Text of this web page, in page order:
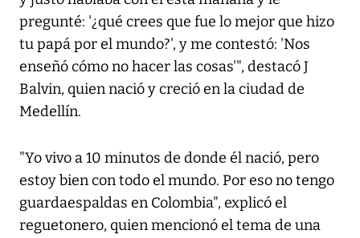
pregunté: '¿qué crees que fue lo mejor que hizo
tu papá por el mundo?', y me contestó: 'Nos
enseñó cómo no hacer las cosas'", destacó J
Balvin, quien nació y creció en la ciudad de
Medellín.
"Yo vivo a 10 minutos de donde él nació, pero
estoy bien con todo el mundo. Por eso no tengo
guardaespaldas en Colombia", explicó el
reguetonero, quien mencionó el tema de una